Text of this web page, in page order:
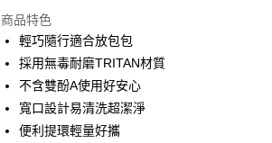
LINE Pay
Apple Pay
街口支付
悠遊付
商品特色
輕巧隨行適合放包包
採用無毒耐磨TRITAN材質
不含雙酚A使用好安心
寬口設計易清洗超潔淨
便利提環輕量好攜